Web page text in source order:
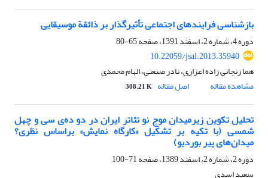
بازشناسی فرایندهای اجتماعی تأثیرگذار بر ذائقة موسیقایی
دوره 4، شماره 2، اسفند 1391، صفحه
65-80
10.22059/jsal.2013.35940
هما زنجانی زاده اعزازی، نادر صنعتی، الهام محمدی
مشاهده مقاله
اصل مقاله 308.21 K
تحلیل تکوین زیرمیدان موج نو تئاتر ایران در دو ده‌ی سی و چهل
شمسی (با تکیه بر تشکیل «کارگاه نمایش» براساس نظری؟
میدان‌های پیر بوردیو)
دوره 2، شماره 2، اسفند 1389، صفحه
71-100
سعید اسدی